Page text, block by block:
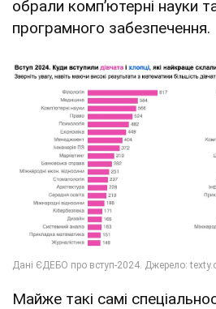
обрали компʼютерні науки
програмного забезпечення.
Майже такі самі